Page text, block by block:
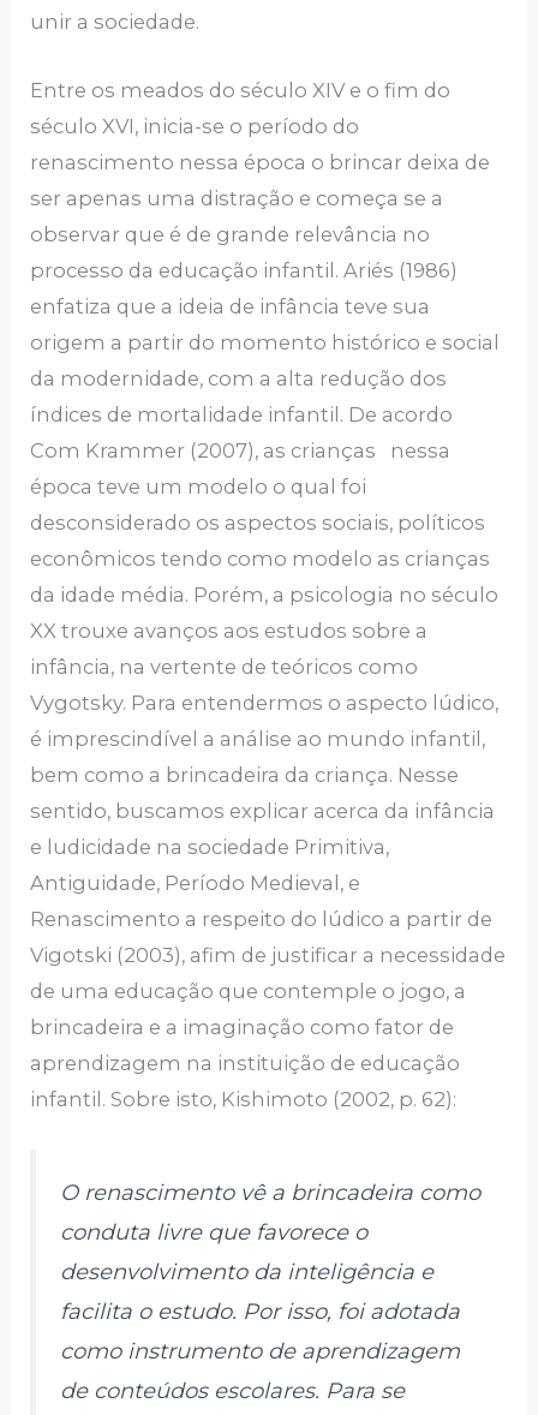
unir a sociedade.
Entre os meados do século XIV e o fim do
século XVI, inicia-se o período do
renascimento nessa época o brincar deixa de
ser apenas uma distração e começa se a
observar que é de grande relevância no
processo da educação infantil. Ariés (1986)
enfatiza que a ideia de infância teve sua
origem a partir do momento histórico e social
da modernidade, com a alta redução dos
índices de mortalidade infantil. De acordo
Com Krammer (2007), as crianças nessa
época teve um modelo o qual foi
desconsiderado os aspectos sociais, políticos
econômicos tendo como modelo as crianças
da idade média. Porém, a psicologia no século
XX trouxe avanços aos estudos sobre a
infância, na vertente de teóricos como
Vygotsky. Para entendermos o aspecto lúdico,
é imprescindível a análise ao mundo infantil,
bem como a brincadeira da criança. Nesse
sentido, buscamos explicar acerca da infância
e ludicidade na sociedade Primitiva,
Antiguidade, Período Medieval, e
Renascimento a respeito do lúdico a partir de
Vigotski (2003), afim de justificar a necessidade
de uma educação que contemple o jogo, a
brincadeira e a imaginação como fator de
aprendizagem na instituição de educação
infantil. Sobre isto, Kishimoto (2002, p. 62):
O renascimento vê a brincadeira como
conduta livre que favorece o
desenvolvimento da inteligência e
facilita o estudo. Por isso, foi adotada
como instrumento de aprendizagem
de conteúdos escolares. Para se